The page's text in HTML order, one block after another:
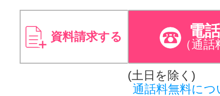
資料請求する 電
（通話
(土日を除く)
通話料無料につ